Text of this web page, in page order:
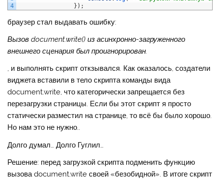
4
} ) ;
браузер стал выдавать ошибку:
Вызов document.write() из асинхронно-загруженного
внешнего сценария был проигнорирован.
, и выполнять скрипт откзывался. Как оказалось, создатели
виджета вставили в тело скрипта команды вида
document.write, что категорически запрещается без
перезагрузки страницы. Если бы этот скрипт я просто
статически разместил на странице, то всё бы было хорошо.
Но нам это не нужно..
Долго думал… Долго Гуглил…
Решение: перед загрузкой скрипта подменить функцию
вызова document.write своей «безобидной». В итоге скрипт